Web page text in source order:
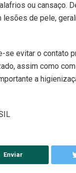
ou cansaço.
de pele,
se evitar o contato
assim como
a
Enviar